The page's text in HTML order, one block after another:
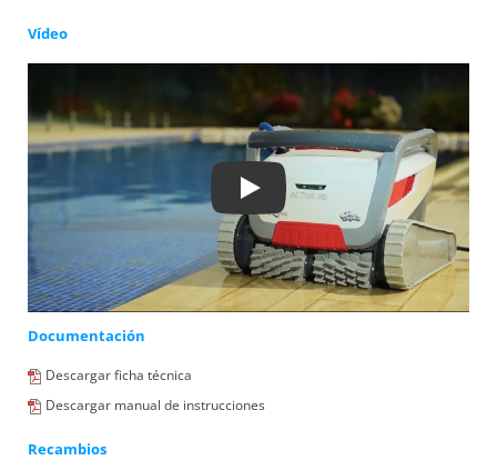
Vídeo
Play
Documentación
Descargar ficha técnica
Descargar manual de instrucciones
Recambios